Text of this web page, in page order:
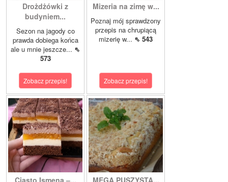
Drożdżówki z
budyniem...
Sezon na jagody co
prawda dobiega końca
ale u mnie jeszcze... ⇖
573
Zobacz przepis!
Mizeria na zimę w...
Poznaj mój sprawdzony
przepis na chrupiącą
mizerię w... ⇖ 543
Zobacz przepis!
Ciasto Ismena –... MEGA PUSZYSTA...